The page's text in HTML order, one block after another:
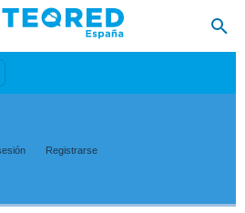
Registrarse